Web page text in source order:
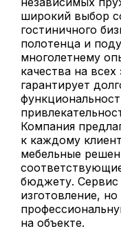
широкий выбор
гостиничного
полотенца и
многолетнему
качества на
гарантирует
Компания
к каждому
мебельные
бюджету. Сервис
изготовление,
на объекте.